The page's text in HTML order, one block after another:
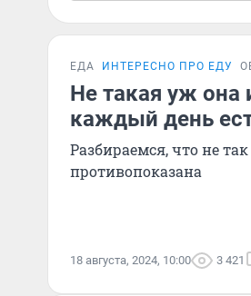
ЕДА ИНТЕРЕСНО ПРО ЕДУ
Не такая уж она
каждый день
Разбираемся, что не
противопоказана
18 августа, 2024, 10:00 3 421